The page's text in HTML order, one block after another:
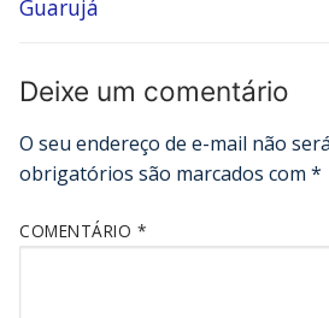
Guarujá
Deixe um comentário
O seu endereço de e-mail não
obrigatórios são marcados com *
COMENTÁRIO *